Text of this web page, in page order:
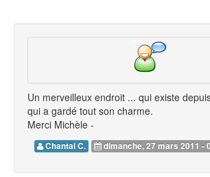
Un merveilleux endroit ... qui existe
qui a gardé tout son charme.
Merci Michèle -
Chantal C. dimanche, 27 mars 2011 -